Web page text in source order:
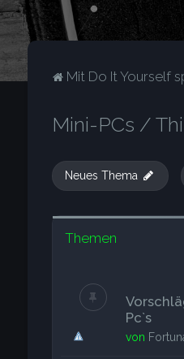
Mit Do It Yourself
Mini-PCs /
Neues Thema
Themen
Pc`s
von